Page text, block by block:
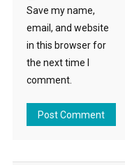
Save my name,
email, and website
in this browser for
the next time I
comment.